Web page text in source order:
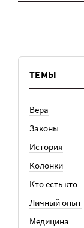
ТЕМЫ
Вера
Законы
История
Колонки
Кто есть кто
Личный опыт
Медицина